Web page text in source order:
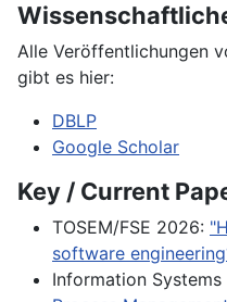
Alle Veröffentlichungen
gibt es hier:
DBLP
Google Scholar
Key / Current
TOSEM/FSE 2026:
software
Information